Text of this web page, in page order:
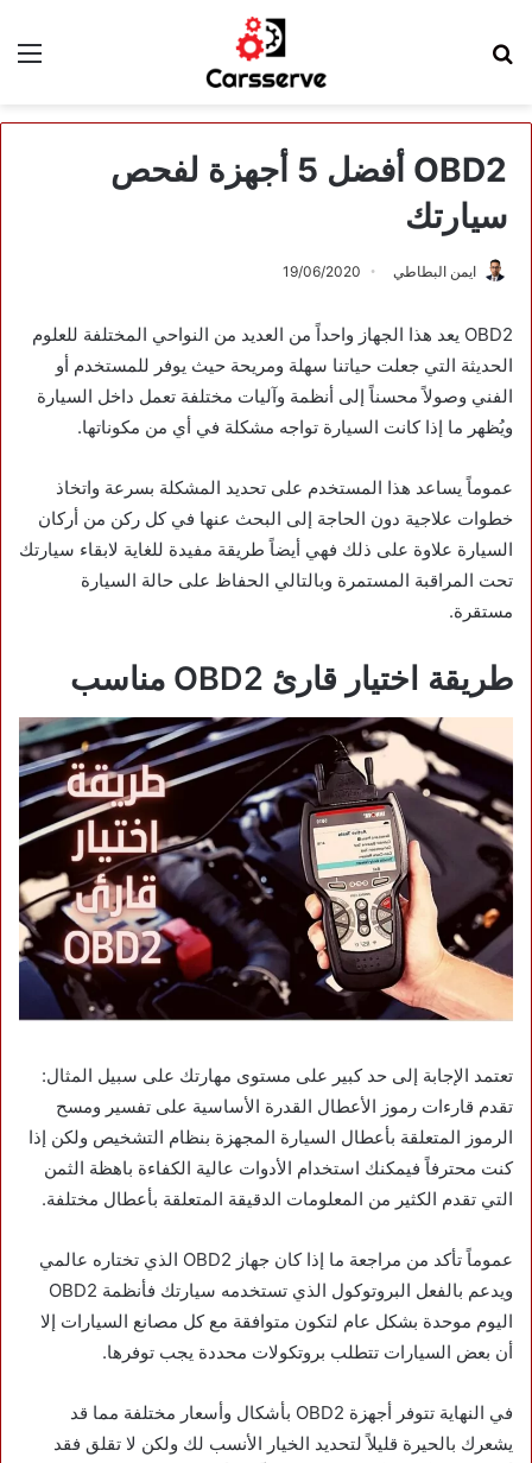
OBD2 أفضل 5 أجهزة لفحص
سيارتك
ايمن البطاطي 19/06/2020
OBD2 يعد هذا الجهاز واحداً من العديد من النواحي المختلفة للعلوم
الحديثة التي جعلت حياتنا سهلة ومريحة حيث يوفر للمستخدم أو
الفني وصولاً محسناً إلى أنظمة وآليات مختلفة تعمل داخل السيارة
ويُظهر ما إذا كانت السيارة تواجه مشكلة في أي من مكوناتها.
عموماً يساعد هذا المستخدم على تحديد المشكلة بسرعة واتخاذ
خطوات علاجية دون الحاجة إلى البحث عنها في كل ركن من أركان
السيارة علاوة على ذلك فهي أيضاً طريقة مفيدة للغاية لابقاء سيارتك
تحت المراقبة المستمرة وبالتالي الحفاظ على حالة السيارة
مستقرة.
طريقة اختيار قارئ OBD2 مناسب
تعتمد الإجابة إلى حد كبير على مستوى مهارتك على سبيل المثال:
تقدم قارءات رموز الأعطال القدرة الأساسية على تفسير ومسح
الرموز المتعلقة بأعطال السيارة المجهزة بنظام التشخيص ولكن إذا
كنت محترفاً فيمكنك استخدام الأدوات عالية الكفاءة باهظة الثمن
التي تقدم الكثير من المعلومات الدقيقة المتعلقة بأعطال مختلفة.
عموماً تأكد من مراجعة ما إذا كان جهاز OBD2 الذي تختاره عالمي
ويدعم بالفعل البروتوكول الذي تستخدمه سيارتك فأنظمة OBD2
اليوم موحدة بشكل عام لتكون متوافقة مع كل مصانع السيارات إلا
أن بعض السيارات تتطلب بروتكولات محددة يجب توفرها.
في النهاية تتوفر أجهزة OBD2 بأشكال وأسعار مختلفة مما قد
يشعرك بالحيرة قليلاً لتحديد الخيار الأنسب لك ولكن لا تقلق فقد